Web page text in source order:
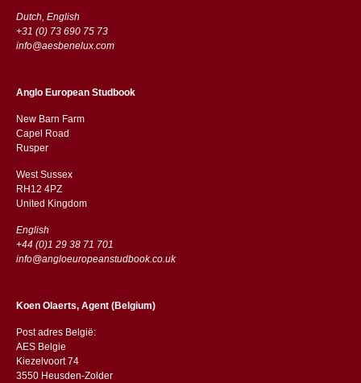
Dutch, English
+31 (0) 73 690 75 73
info@aesbenelux.com
Anglo European Studbook
New Barn Farm
Capel Road
​​Rusper
West Sussex
RH12 4PZ
​​United Kingdom
English
+44 (0)1 29 38 71 701
info@angloeuropeanstudbook.co.uk
Koen Olaerts, Agent (Belgium)
Post adres België:
AES Belgie
Kiezelvoort 74
3550 Heusden-Zolder